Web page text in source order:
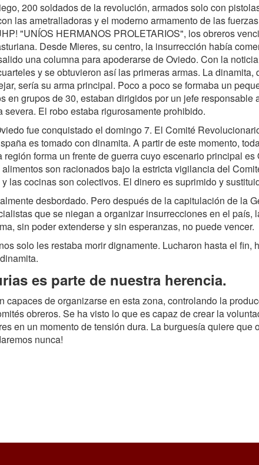
200 soldados de la revolución, armados solo con
las ametralladoras y el moderno armamento de las fuerzas
"UNÍOS HERMANOS PROLETARIOS", los obreros
Desde Mieres, su centro, la insurrección había
una columna para apoderarse de Oviedo. Con la
y se obtuvieron así las primeras armas. La dinamita,
sería su arma principal. Poco a poco se formaba un
en grupos de 30, estaban dirigidos por un jefe responsable
El robo estaba rigurosamente prohibido.
fue conquistado el domingo 7. El Comité
es tomado con dinamita. A partir de este momento,
forma un frente de guerra cuyo escenario principal es
son racionados bajo la estricta vigilancia del
las cocinas son colectivos. El dinero es suprimido y
desbordado. Pero después de la capitulación de la
que se niegan a organizar insurrecciones en el país,
sin poder extenderse y sin esperanzas, no puede vencer.
solo les restaba morir dignamente. Lucharon hasta el fin,
es parte de nuestra herencia.
capaces de organizarse en esta zona, controlando la
obreros. Se ha visto lo que es capaz de crear la
en un momento de tensión dura. La burguesía quiere que
nunca!